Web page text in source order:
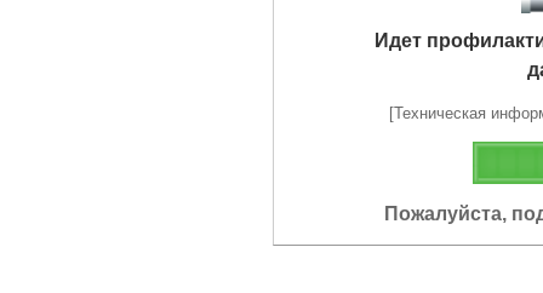
Идет
[Техническая
Пожалуйста,